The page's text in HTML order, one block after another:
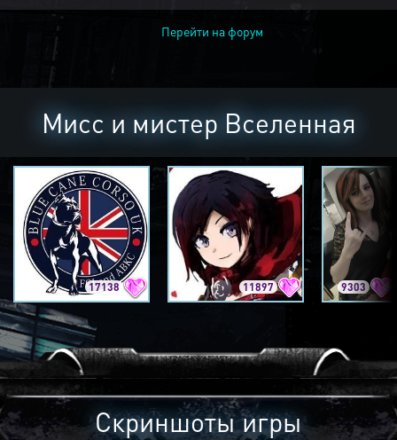
Перейти на форум
Мисс и мистер Вселенная
17138 11897 9303
Скриншоты игры